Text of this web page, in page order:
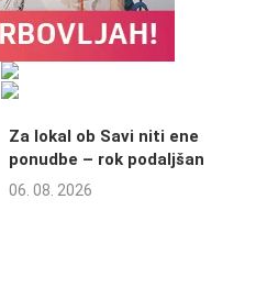
Za lokal ob Savi niti ene
ponudbe – rok podaljšan
06. 08. 2026